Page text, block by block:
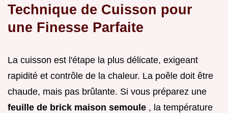
Technique de Cuisson pour
une Finesse Parfaite
La cuisson est l'étape la plus délicate, exigeant
rapidité et contrôle de la chaleur. La poêle doit être
chaude, mais pas brûlante. Si vous préparez une
feuille de brick maison semoule , la température